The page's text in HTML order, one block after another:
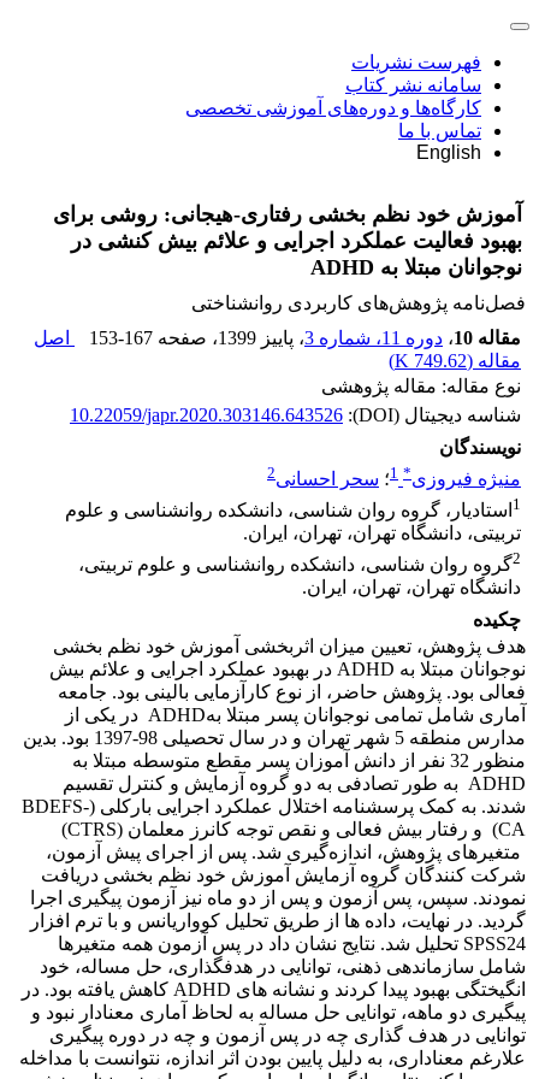
فهرست نشریات
سامانه نشر کتاب
کارگاه‌ها و دوره‌های آموزشی تخصصی
تماس با ما
English
آموزش خود نظم بخشی رفتاری-هیجانی: روشی برای
بهبود فعالیت عملکرد اجرایی و علائم بیش کنشی در
نوجوانان مبتلا به ADHD
فصل‌نامه پژوهش‌های کاربردی روانشناختی
مقاله 10
، دوره 11، شماره 3 ، پاییز 1399 ، صفحه 153-167
اصل
مقاله (749.62 K
)
نوع مقاله: مقاله پژوهشی
شناسه دیجیتال (DOI):
10.22059/japr.2020.303146.643526
نویسندگان
منیژه فیروزی*
1؛ سحر احسانی2
1 استادیار، گروه روان شناسی، دانشکده روانشناسی و علوم
تربیتی، دانشگاه تهران، تهران، ایران.
2گروه روان شناسی، دانشکده روانشناسی و علوم تربیتی،
دانشگاه تهران، تهران، ایران.
چکیده
هدف پژوهش، تعیین میزان اثربخشی آموزش خود نظم بخشی
نوجوانان مبتلا به ADHD در بهبود عملکرد اجرایی و علائم بیش
فعالی بود. پژوهش حاضر، از نوع کارآزمایی بالینی بود. جامعه
آماری شامل تمامی نوجوانان پسر مبتلا بهADHD در یکی از
مدارس منطقه 5 شهر تهران و در سال تحصیلی 98-1397 بود. بدین
منظور 32 نفر از دانش آموزان پسر مقطع متوسطه مبتلا به
ADHD به طور تصادفی به دو گروه آزمایش و کنترل تقسیم
شدند. به کمک پرسشنامه اختلال عملکرد اجرایی بارکلی (BDEFS-
CA) و رفتار بیش فعالی و نقص توجه کانرز معلمان (CTRS)
متغیرهای پژوهش، اندازه‌گیری شد. پس از اجرای پیش آزمون،
شرکت کنندگان گروه آزمایش آموزش خود نظم بخشی دریافت
نمودند. سپس، پس آزمون و پس از دو ماه نیز آزمون پیگیری اجرا
گردید. در نهایت، داده ها از طریق تحلیل کوواریانس و با ترم افزار
SPSS24 تحلیل شد. نتایج نشان داد در پس آزمون همه متغیرها
شامل سازماندهی ذهنی، توانایی در هدفگذاری، حل مساله، خود
انگیختگی بهبود پیدا کردند و نشانه های ADHD کاهش یافته بود. در
پیگیری دو ماهه، توانایی حل مساله به لحاظ آماری معنادار نبود و
توانایی در هدف گذاری چه در پس آزمون و چه در دوره پیگیری
علارغم معناداری، به دلیل پایین بودن اثر اندازه، نتوانست با مداخله